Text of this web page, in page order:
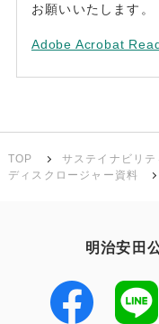
お願いいたします。
Adobe Acrobat
TOP サステイナビリテ
ディスクロージャー資料
明治安田